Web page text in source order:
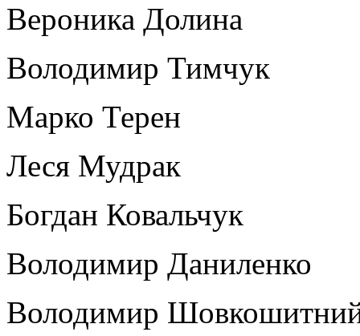
Вероника Долина
Володимир Тимчук
Марко Терен
Леся Мудрак
Богдан Ковальчук
Володимир Даниленко
Володимир